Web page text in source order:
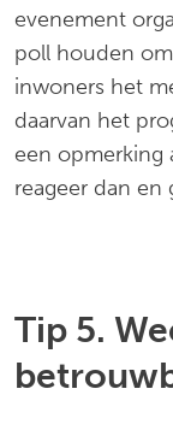
evenement
poll houden
inwoners het
daarvan het
een opmerking
reageer dan en
Tip 5.